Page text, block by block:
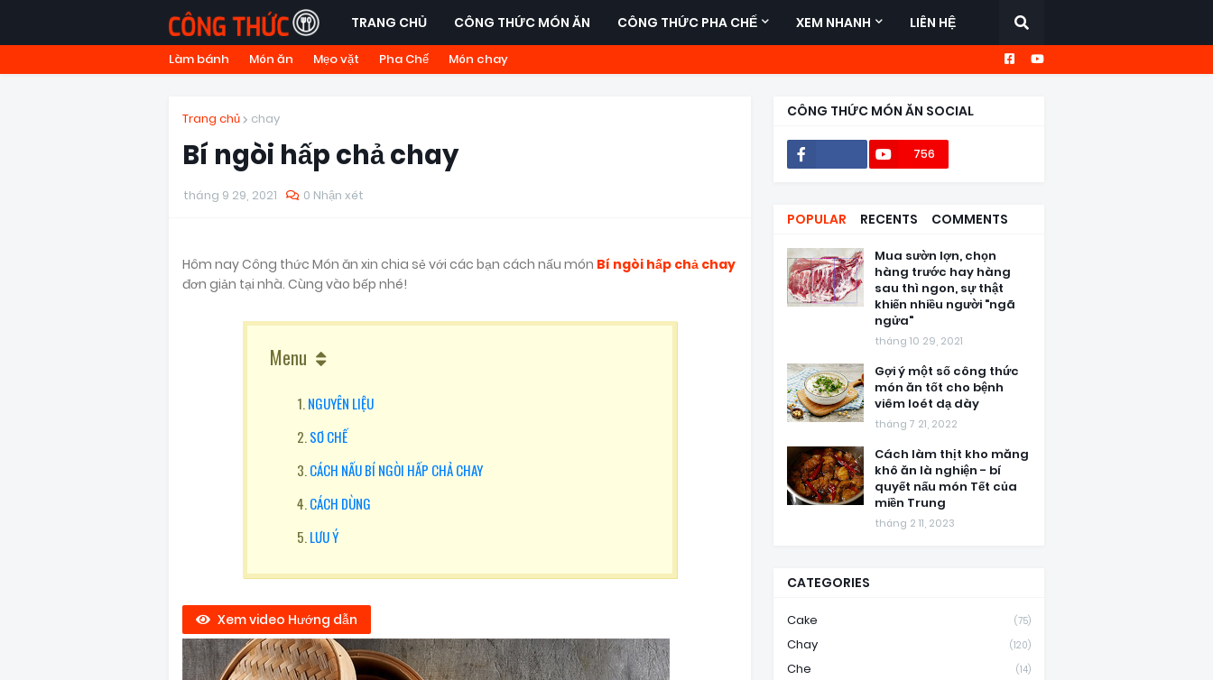
TRANG CHỦ CÔNG THỨC MÓN ĂN CÔNG THỨC PHA CHẾ XEM NHANH LIÊN HỆ
Làm bánh Món ăn Mẹo vặt Pha Chế Món chay
Trang chủ chay
Bí ngòi hấp chả chay
tháng 9 29, 2021 0 Nhận xét
Hôm nay Công thức Món ăn xin chia sẻ với các bạn cách nấu món Bí ngòi hấp chả chay
đơn giản tại nhà. Cùng vào bếp nhé!
Menu
NGUYÊN LIỆU
SƠ CHẾ
CÁCH NẤU BÍ NGÒI HẤP CHẢ CHAY
CÁCH DÙNG
LƯU Ý
Xem video Hướng dẫn
CÔNG THỨC MÓN ĂN SOCIAL
756
POPULAR RECENTS COMMENTS
Mua sườn lợn, chọn
hàng trước hay hàng
sau thì ngon, sự thật
khiến nhiều người "ngã
ngửa"
tháng 10 29, 2021
Gợi ý một số công thức
món ăn tốt cho bệnh
viêm loét dạ dày
tháng 7 21, 2022
Cách làm thịt kho măng
khô ăn là nghiện - bí
quyết nấu món Tết của
miền Trung
tháng 2 11, 2023
CATEGORIES
Cake (75)
Chay (120)
Che (14)